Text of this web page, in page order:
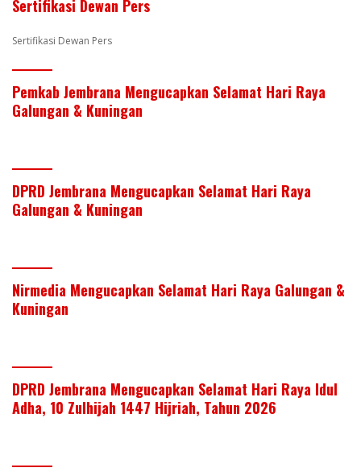
k
Sertifikasi Dewan Pers
Sertifikasi Dewan Pers
Pemkab Jembrana Mengucapkan Selamat Hari Raya
Galungan & Kuningan
DPRD Jembrana Mengucapkan Selamat Hari Raya
Galungan & Kuningan
Nirmedia Mengucapkan Selamat Hari Raya Galungan &
Kuningan
DPRD Jembrana Mengucapkan Selamat Hari Raya Idul
Adha, 10 Zulhijah 1447 Hijriah, Tahun 2026